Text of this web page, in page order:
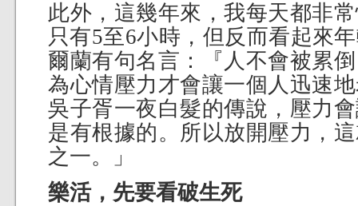
此外，這幾年來，我每天都非
只有5至6小時，但反而看起來
爾蘭有句名言：『人不會被累
為心情壓力才會讓一個人迅速
吳子胥一夜白髮的傳說，壓力
是有根據的。所以放開壓力，
之一。」
樂活，先要看破生死